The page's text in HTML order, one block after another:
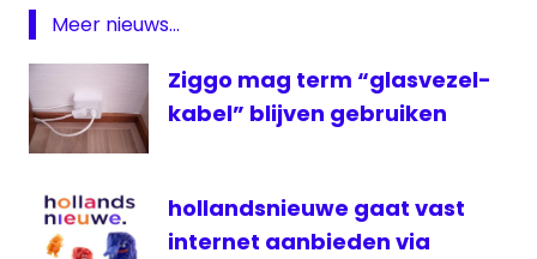
RTL
Talpa
Telenet
Meer nieuws...
Ziggo mag term “glasvezel-
kabel” blijven gebruiken
hollandsnieuwe gaat vast
internet aanbieden via